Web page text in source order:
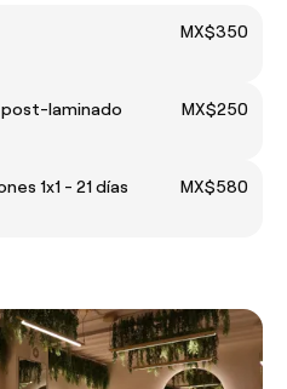
MX$350
Post-lifting / post-laminado
MX$250
1x1 - 21 días
MX$580